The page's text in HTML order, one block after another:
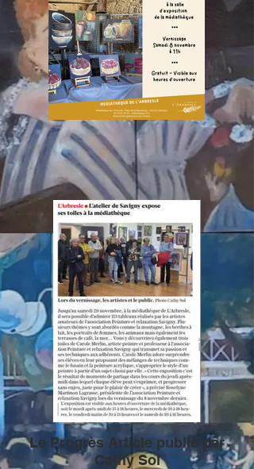
Le Progrès Article publié par
Cathy Sol